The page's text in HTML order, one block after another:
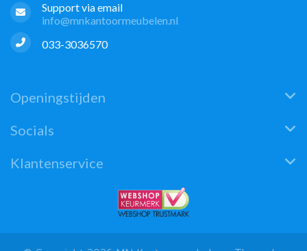
Support via email
info@mnkantoormeubelen.nl
033-3036570
Openingstijden
Socials
Klantenservice